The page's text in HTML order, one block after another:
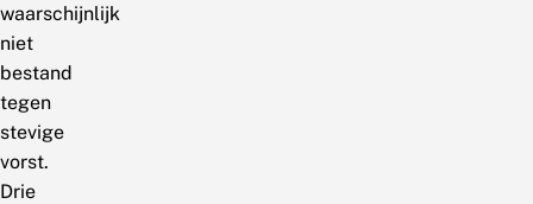
waarschijnlijk
niet
bestand
tegen
stevige
vorst.
Drie